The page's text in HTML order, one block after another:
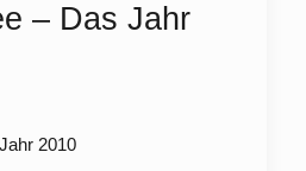
– Das Jahr
2010